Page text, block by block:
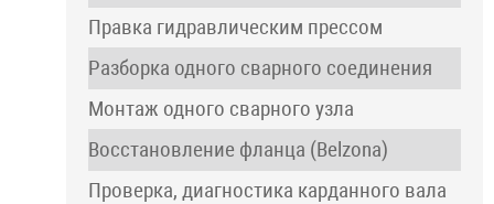
Правка гидравлическим прессом
Разборка одного сварного соединения
Монтаж одного сварного узла
Восстановление фланца (Belzona)
Проверка, диагностика карданного вала